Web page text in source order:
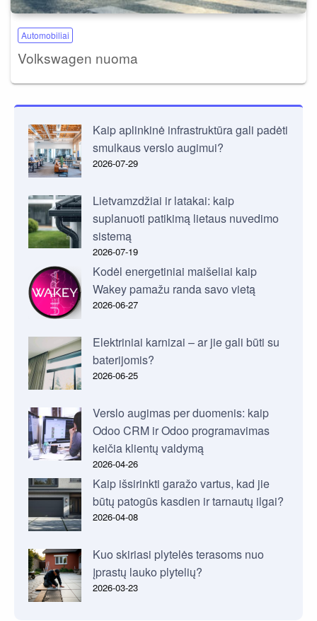
Automobiliai
Volkswagen nuoma
Kaip aplinkinė infrastruktūra gali padėti
smulkaus verslo augimui?
2026-07-29
Lietvamzdžiai ir latakai: kaip
suplanuoti patikimą lietaus nuvedimo
sistemą
2026-07-19
Kodėl energetiniai maišeliai kaip
Wakey pamažu randa savo vietą
2026-06-27
Elektriniai karnizai – ar jie gali būti su
baterijomis?
2026-06-25
Verslo augimas per duomenis: kaip
Odoo CRM ir Odoo programavimas
keičia klientų valdymą
2026-04-26
Kaip išsirinkti garažo vartus, kad jie
būtų patogūs kasdien ir tarnautų ilgai?
2026-04-08
Kuo skiriasi plytelės terasoms nuo
įprastų lauko plytelių?
2026-03-23